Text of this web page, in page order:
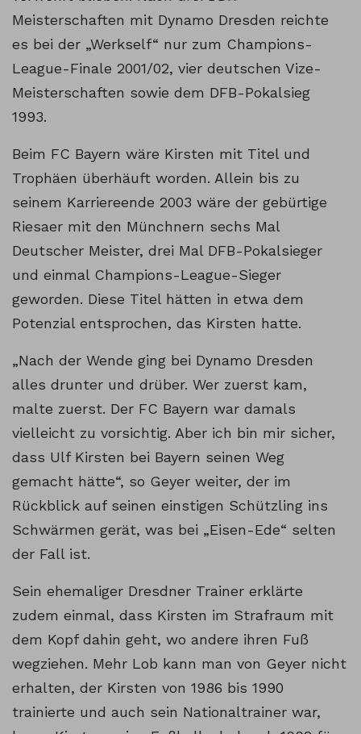
Meisterschaften mit Dynamo Dresden reichte
es bei der „Werkself“ nur zum Champions-
League-Finale 2001/02, vier deutschen Vize-
Meisterschaften sowie dem DFB-Pokalsieg
1993.
Beim FC Bayern wäre Kirsten mit Titel und
Trophäen überhäuft worden. Allein bis zu
seinem Karriereende 2003 wäre der gebürtige
Riesaer mit den Münchnern sechs Mal
Deutscher Meister, drei Mal DFB-Pokalsieger
und einmal Champions-League-Sieger
geworden. Diese Titel hätten in etwa dem
Potenzial entsprochen, das Kirsten hatte.
„Nach der Wende ging bei Dynamo Dresden
alles drunter und drüber. Wer zuerst kam,
malte zuerst. Der FC Bayern war damals
vielleicht zu vorsichtig. Aber ich bin mir sicher,
dass Ulf Kirsten bei Bayern seinen Weg
gemacht hätte“, so Geyer weiter, der im
Rückblick auf seinen einstigen Schützling ins
Schwärmen gerät, was bei „Eisen-Ede“ selten
der Fall ist.
Sein ehemaliger Dresdner Trainer erklärte
zudem einmal, dass Kirsten im Strafraum mit
dem Kopf dahin geht, wo andere ihren Fuß
wegziehen. Mehr Lob kann man von Geyer nicht
erhalten, der Kirsten von 1986 bis 1990
trainierte und auch sein Nationaltrainer war,